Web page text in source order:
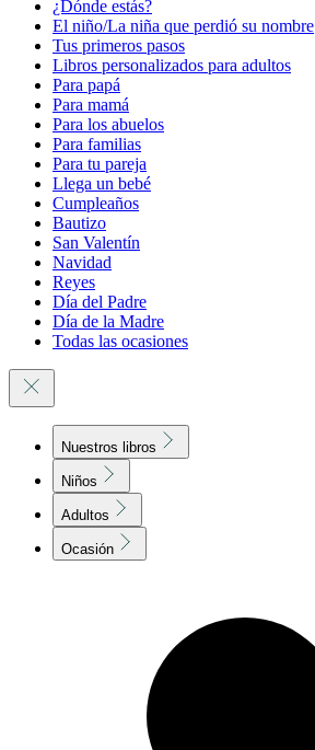
¿Dónde estás?
El niño/La niña que perdió su nombre
Tus primeros pasos
Libros personalizados para adultos
Para papá
Para mamá
Para los abuelos
Para familias
Para tu pareja
Llega un bebé
Cumpleaños
Bautizo
San Valentín
Navidad
Reyes
Día del Padre
Día de la Madre
Todas las ocasiones
Nuestros libros
Niños
Adultos
Ocasión